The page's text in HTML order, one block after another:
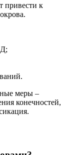
привести к
меры –
конечностей,